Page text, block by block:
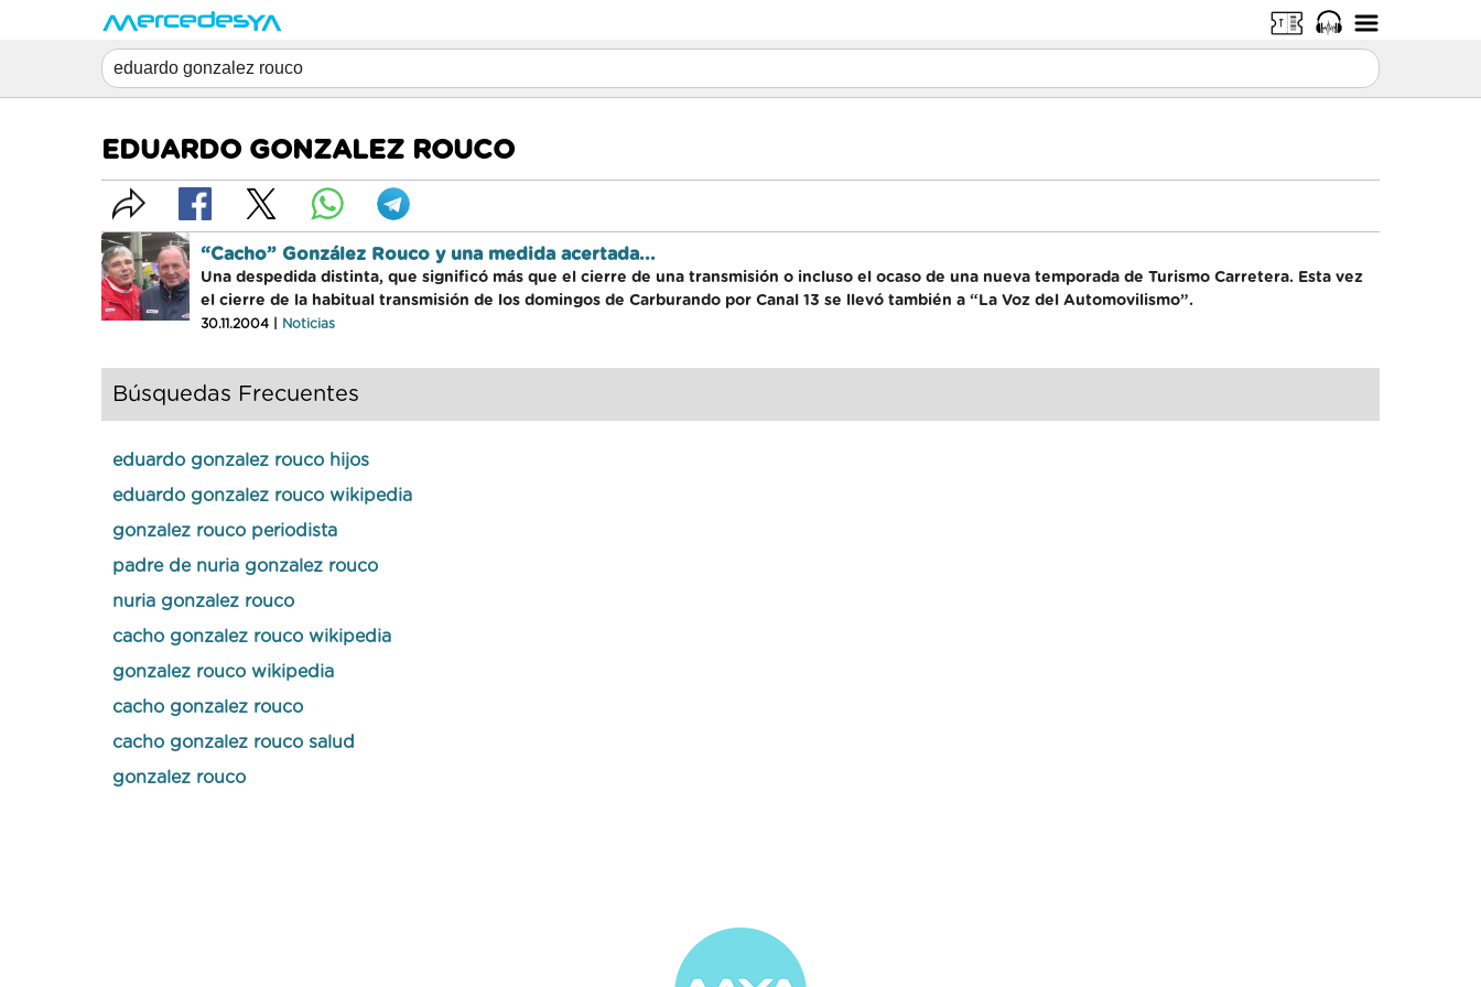
EDUARDO GONZALEZ ROUCO
“Cacho” González Rouco y una medida acertada...
Una despedida distinta, que significó más que el cierre de una transmisión o incluso el ocaso de una nueva temporada de Turismo Carretera. Esta vez
el cierre de la habitual transmisión de los domingos de Carburando por Canal 13 se llevó también a “La Voz del Automovilismo”.
30.11.2004 | Noticias
Búsquedas Frecuentes
eduardo gonzalez rouco hijos
eduardo gonzalez rouco wikipedia
gonzalez rouco periodista
padre de nuria gonzalez rouco
nuria gonzalez rouco
cacho gonzalez rouco wikipedia
gonzalez rouco wikipedia
cacho gonzalez rouco
cacho gonzalez rouco salud
gonzalez rouco